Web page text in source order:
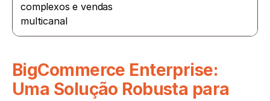
complexos e vendas
multicanal
BigCommerce Enterprise:
Uma Solução Robusta para